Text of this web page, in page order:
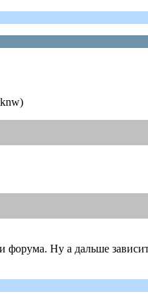
Ну а дальше